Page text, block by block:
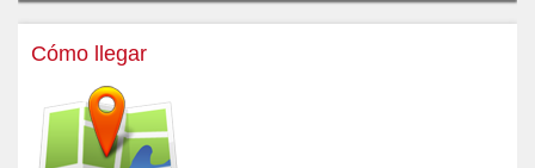
Cómo llegar